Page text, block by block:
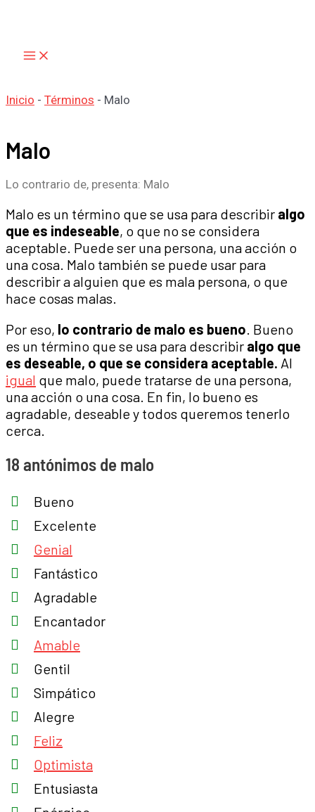
Inicio - Términos - Malo
Malo
Lo contrario de, presenta: Malo
Malo es un término que se usa para describir algo
que es indeseable, o que no se considera
aceptable. Puede ser una persona, una acción o
una cosa. Malo también se puede usar para
describir a alguien que es mala persona, o que
hace cosas malas.
Por eso, lo contrario de malo es bueno. Bueno
es un término que se usa para describir algo que
es deseable, o que se considera aceptable. Al
igual que malo, puede tratarse de una persona,
una acción o una cosa. En fin, lo bueno es
agradable, deseable y todos queremos tenerlo
cerca.
18 antónimos de malo
Bueno
Excelente
Genial
Fantástico
Agradable
Encantador
Amable
Gentil
Simpático
Alegre
Feliz
Optimista
Entusiasta